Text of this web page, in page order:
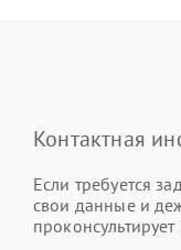
Контактная
Если требуется
свои данные и
проконсультирует